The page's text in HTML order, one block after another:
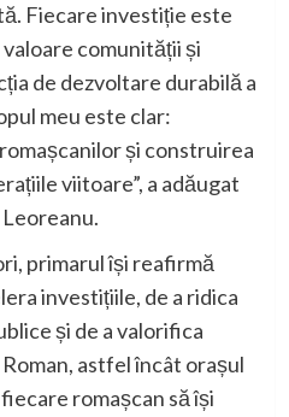
Fiecare investiție este
comunității și
de dezvoltare durabilă a
meu este clar:
și construirea
viitoare”, a adăugat
primarul își reafirmă
investițiile, de a ridica
și de a valorifica
astfel încât orașul
romașcan să își